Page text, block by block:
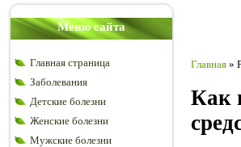
Меню сайта
Главная страница
Заболевания
Детские болезни
Женские болезни
Мужские болезни
Главная »
Как